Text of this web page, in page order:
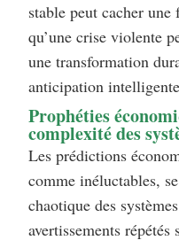
stable peut cacher
qu’une crise violente
une transformation
anticipation
Prophéties
complexité des
Les prédictions
comme inéluctables,
chaotique des
avertissements